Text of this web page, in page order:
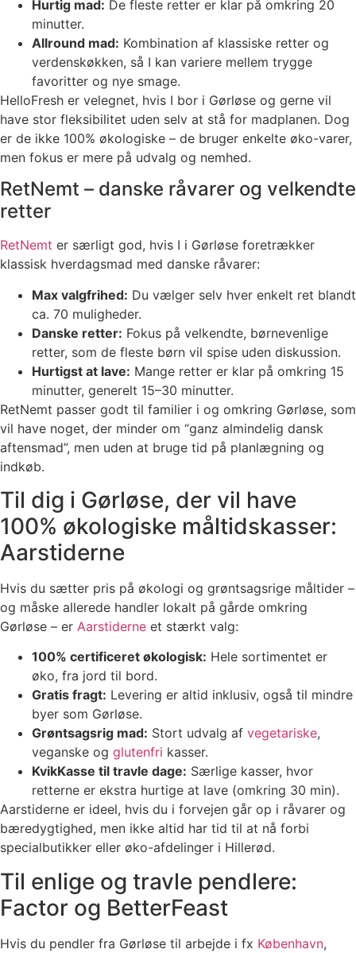
Hurtig mad: De fleste retter er klar på omkring 20
minutter.
Allround mad: Kombination af klassiske retter og
verdenskøkken, så I kan variere mellem trygge
favoritter og nye smage.
HelloFresh er velegnet, hvis I bor i Gørløse og gerne vil
have stor fleksibilitet uden selv at stå for madplanen. Dog
er de ikke 100% økologiske – de bruger enkelte øko-varer,
men fokus er mere på udvalg og nemhed.
RetNemt – danske råvarer og velkendte
retter
RetNemt er særligt god, hvis I i Gørløse foretrækker
klassisk hverdagsmad med danske råvarer:
Max valgfrihed: Du vælger selv hver enkelt ret blandt
ca. 70 muligheder.
Danske retter: Fokus på velkendte, børnevenlige
retter, som de fleste børn vil spise uden diskussion.
Hurtigst at lave: Mange retter er klar på omkring 15
minutter, generelt 15–30 minutter.
RetNemt passer godt til familier i og omkring Gørløse, som
vil have noget, der minder om “ganz almindelig dansk
aftensmad”, men uden at bruge tid på planlægning og
indkøb.
Til dig i Gørløse, der vil have
100% økologiske måltidskasser:
Aarstiderne
Hvis du sætter pris på økologi og grøntsagsrige måltider –
og måske allerede handler lokalt på gårde omkring
Gørløse – er Aarstiderne et stærkt valg:
100% certificeret økologisk: Hele sortimentet er
øko, fra jord til bord.
Gratis fragt: Levering er altid inklusiv, også til mindre
byer som Gørløse.
Grøntsagsrig mad: Stort udvalg af vegetariske,
veganske og glutenfri kasser.
KvikKasse til travle dage: Særlige kasser, hvor
retterne er ekstra hurtige at lave (omkring 30 min).
Aarstiderne er ideel, hvis du i forvejen går op i råvarer og
bæredygtighed, men ikke altid har tid til at nå forbi
specialbutikker eller øko-afdelinger i Hillerød.
Til enlige og travle pendlere:
Factor og BetterFeast
Hvis du pendler fra Gørløse til arbejde i fx København,